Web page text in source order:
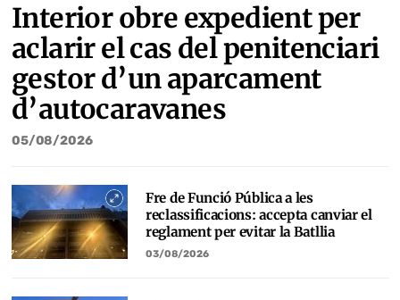
Interior obre expedient per
aclarir el cas del penitenciari
gestor d’un aparcament
d’autocaravanes
05/08/2026
Fre de Funció Pública a les
reclassificacions: accepta canviar el
reglament per evitar la Batllia
03/08/2026